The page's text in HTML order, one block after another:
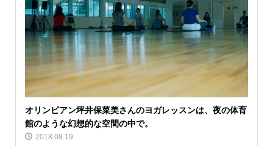
オリンピアン坪井保菜美さんのヨガレッスンは、夜の体育
館のような幻想的な空間の中で。
2018.08.19